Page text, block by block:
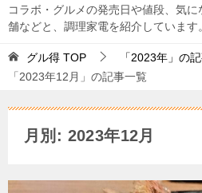
コラボ・グルメの発売日や値段、気
舗などと、調理家電を紹介しています。
グル得 TOP
「2023年」の
「2023年12月」の記事一覧
月別: 2023年12月